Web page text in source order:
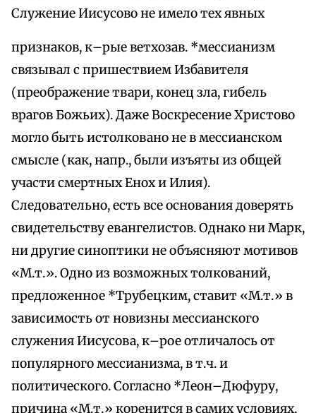
Служение Иисусово не имело тех явных
признаков, к–рые ветхозав. *мессианизм
связывал с пришествием Избавителя
(преображение твари, конец зла, гибель
врагов Божьих). Даже Воскресение Христово
могло быть истолковано не в мессианском
смысле (как, напр., были изъяты из общей
участи смертных Енох и Илия).
Следовательно, есть все основания доверять
свидетельству евангелистов. Однако ни Марк,
ни другие синоптики не объясняют мотивов
«М.т.». Одно из возможных толкований,
предложенное *Трубецким, ставит «М.т.» в
зависимость от новизны мессианского
служения Иисусова, к–рое отличалось от
популярного мессианизма, в т.ч. и
политического. Согласно *Леон–Дюфуру,
причина «М.т.» коренится в самих условиях,